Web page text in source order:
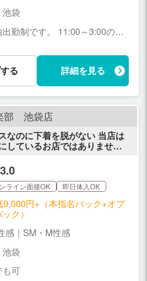
円～15,000円 75分 10,00
円 90分 12,000円～19,00
15,000円～22,000円 150
円～26,000円 180分 23,00
袋
勤制です。 11:00～3:00の間
る
詳細を見る
部 池袋店
なのに下着を脱がない 当店は
しているお店ではありません
りません。
3.0
ライン面接OK 即日体入OK
9,000円+（本指名バック+オプ
ク）
感｜SM・M性感
袋
可